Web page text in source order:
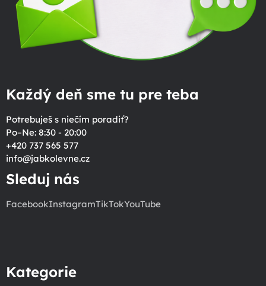
Každý deň sme tu pre teba
Potrebuješ s niečím poradiť?
Po–Ne: 8:30 - 20:00
+420 737 565 577
info@jabkolevne.cz
Sleduj nás
FacebookInstagramTikTokYouTube
Kategorie